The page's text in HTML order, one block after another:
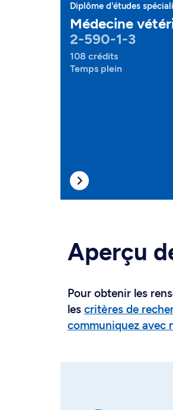
Diplôme d'études
Médecine
2-590-1-3
108 crédits
Temps plein
Aperçu
Pour obtenir les
les critères de
communiquez avec